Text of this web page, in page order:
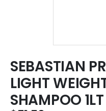
SEBASTIAN
LIGHT
SHAMPOO 1LT